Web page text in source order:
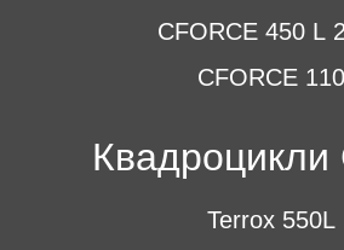
CFORCE 450 L
CFORCE 110
Квадроцикли
Terrox 550L